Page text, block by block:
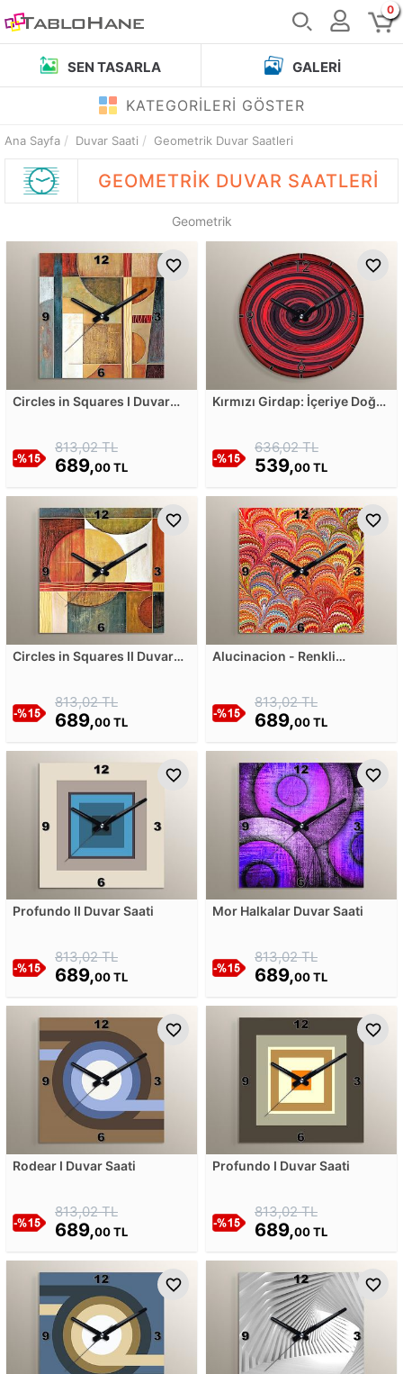
0
SEN TASARLA GALERI
KATEGORİLERİ GÖSTER
Ana Sayfa Duvar Saati Geometrik Duvar Saatleri
GEOMETRIK DUVAR SAATLERI
Geometrik
Circles in Squares I Duvar
813,02 TL
689,00 TL
Kırmızı Girdap: İçeriye Doğru
636,02 TL
539,00 TL
Circles in Squares II Duvar
813,02 TL
689,00 TL
Alucinacion - Renkli
813,02 TL
689,00 TL
Profundo II Duvar Saati
813,02 TL
689,00 TL
Mor Halkalar Duvar Saati
813,02 TL
689,00 TL
Rodear I Duvar Saati
813,02 TL
689,00 TL
Profundo I Duvar Saati
813,02 TL
689,00 TL